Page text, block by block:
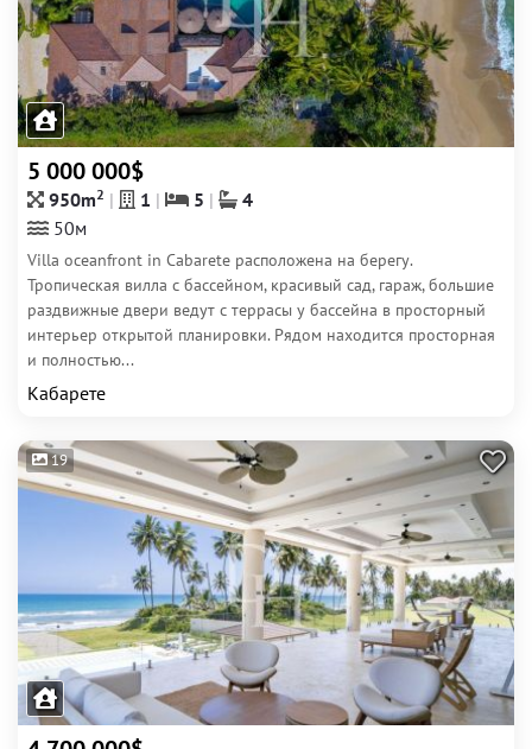
5 000 000$
950m2 1 5
4
50м
Villa oceanfront in Cabarete расположена на берегу.
Тропическая вилла с бассейном, красивый сад, гараж, большие
раздвижные двери ведут с террасы у бассейна в просторный
интерьер открытой планировки. Рядом находится просторная
и полностью...
Кабарете
19